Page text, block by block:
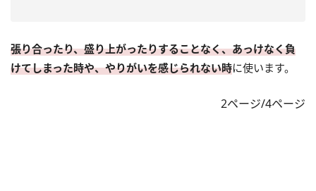
張り合ったり、盛り上がったりすることなく、あっけなく負
けてしまった時や、やりがいを感じられない時に使います。
2ページ/4ページ